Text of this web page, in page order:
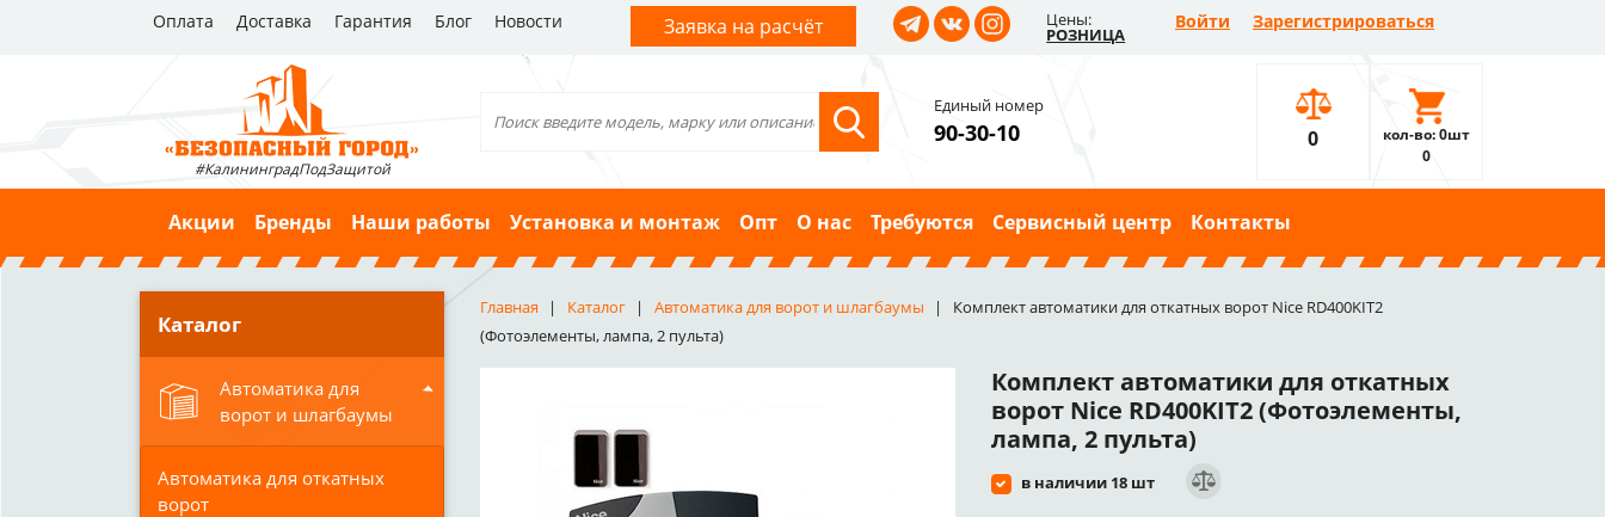
Оплата Доставка Гарантия Блог Новости Заявка на расчёт Цены:
РОЗНИЦА
Войти Зарегистрироваться
#КалининградПодЗащитой
Единый номер
90-30-10 0
кол-во: 0шт
0
Акции Бренды Наши работы Установка и монтаж Опт О нас Требуются Сервисный центр Контакты
Каталог
Автоматика для
ворот и шлагбаумы
Автоматика для откатных
ворот
Главная Каталог Автоматика для ворот и шлагбаумы
Комплект автоматики для откатных ворот Nice RD400KIT2
(Фотоэлементы, лампа, 2 пульта)
Комплект автоматики для откатных
ворот Nice RD400KIT2 (Фотоэлементы,
лампа, 2 пульта)
в наличии 18 шт